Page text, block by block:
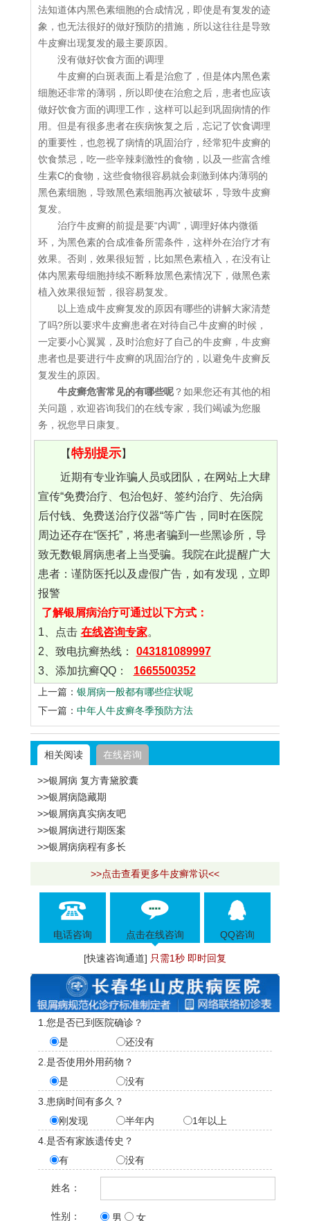
法知道体内黑色素细胞的合成情况，即使是有复发的迹
象，也无法很好的做好预防的措施，所以这往往是导致
牛皮癣出现复发的最主要原因。
没有做好饮食方面的调理
牛皮癣的白斑表面上看是治愈了，但是体内黑色素
细胞还非常的薄弱，所以即使在治愈之后，患者也应该
做好饮食方面的调理工作，这样可以起到巩固病情的作
用。但是有很多患者在疾病恢复之后，忘记了饮食调理
的重要性，也忽视了病情的巩固治疗，经常犯牛皮癣的
饮食禁忌，吃一些辛辣刺激性的食物，以及一些富含维
生素C的食物，这些食物很容易就会刺激到体内薄弱的
黑色素细胞，导致黑色素细胞再次被破坏，导致牛皮癣
复发。
治疗牛皮癣的前提是要“内调”，调理好体内微循
环，为黑色素的合成准备所需条件，这样外在治疗才有
效果。否则，效果很短暂，比如黑色素植入，在没有让
体内黑素母细胞持续不断释放黑色素情况下，做黑色素
植入效果很短暂，很容易复发。
以上造成牛皮癣复发的原因有哪些的讲解大家清楚
了吗?所以要求牛皮癣患者在对待自己牛皮癣的时候，
一定要小心翼翼，及时治愈好了自己的牛皮癣，牛皮癣
患者也是要进行牛皮癣的巩固治疗的，以避免牛皮癣反
复发生的原因。
牛皮癣危害常见的有哪些呢 ？如果您还有其他的相
关问题，欢迎咨询我们的在线专家，我们竭诚为您服
务，祝您早日康复。
【特别提示】
近期有专业诈骗人员或团队，在网站上大肆
宣传“免费治疗、包治包好、签约治疗、先治病
后付钱、免费送治疗仪器“等广告，同时在医院
周边还存在“医托”，将患者骗到一些黑诊所，导
致无数银屑病患者上当受骗。我院在此提醒广大
患者：谨防医托以及虚假广告，如有发现，立即
报警
了解银屑病治疗可通过以下方式：
1、点击 在线咨询专家。
2、致电抗癣热线：
043181089997
3、添加抗癣QQ：
1665500352
上一篇： 银屑病一般都有哪些症状呢
下一篇： 中年人牛皮癣冬季预防方法
相关阅读 在线咨询
>>银屑病 复方青黛胶囊
>>银屑病隐藏期
>>银屑病真实病友吧
>>银屑病进行期医案
>>银屑病病程有多长
>>点击查看更多牛皮癣常识<<
电话咨询 点击在线咨询 QQ咨询
[快速咨询通道] 只需1秒 即时回复
1.您是否已到医院确诊？
是
还没有
2.是否使用外用药物？
是
没有
3.患病时间有多久？
刚发现
半年内
1年以上
4.是否有家族遗传史？
有
没有
姓名：
性别： 男 女